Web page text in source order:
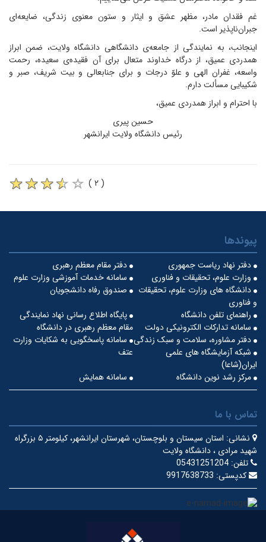
غم فقدان مادر، مظهر عشق و ایثار و ستون معنوی زندگی، ضایعه‌ای
جبران‌ناپذیر است.
اینجانب، به نمایندگی از جامعه‌ی دانشگاهی دانشگاه ولایت، ضمن ابراز
همدردی عمیق، از درگاه خداوند متعال برای آن فقیده‌ی سعیده، رحمت
واسعه، غفران الهی و علوّ درجات و برای جنابعالی و بیت شریف، صبر و
شکیبایی مسألت دارم.
با احترام و ابراز همدردی عمیق،
حسین پیری
رئیس دانشگاه ولایت ایرانشهر
( ۲ )
پیوندها
دفتر مقام معظم رهبری
دفتر نهاد ریاست جمهوری
سامانه خدمات آموزشی وزارت علوم
وزارت علوم، تحقیقات و فناوری
صندوق رفاه دانشجویان
دانشگاه های وزارت علوم، تحقیقات
و فناوری
پایگاه اطلاع رسانی نهاد نمایندگی
مقام معظم رهبری در دانشگاه
راهنمای تلفن دانشگاه
سامانه تدارکات الکترونیکی دولت
سامانه پاسخگویی به شکایات وزارت
عتف
دفتر مشاوره، سلامت و سبک زندگی
شبکه آزمایشگاه های علمی
ایران(شاعا)
سامانه همایش
مرکز رشد نوین دانشگاه
تماس با ما
نشانی:
استان سیستان و بلوچستان، شهرستان ایرانشهر، کیلومتر ۵ بزرگراه
شهید مرادی ، دانشگاه ولایت
تلفن: 05431251204
کدپستی: 9917638733